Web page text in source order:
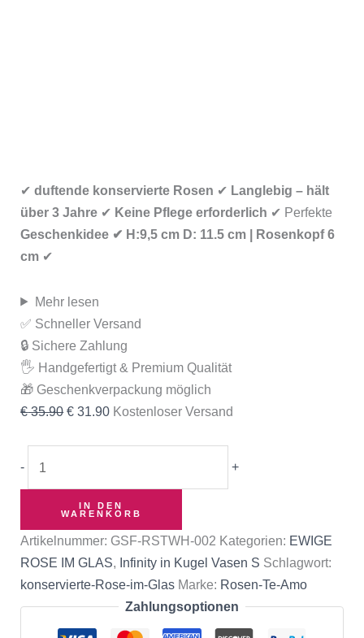
✔duftende konservierte Rosen ✔ Langlebig – hält
über 3 Jahre ✔ Keine Pflege erforderlich ✔ Perfekte
Geschenkidee ✔ H:9,5 cm D: 11.5 cm | Rosenkopf 6
cm ✔
Mehr lesen
✅ Schneller Versand
🔒 Sichere Zahlung
🖐️ Handgefertigt & Premium Qualität
🎁 Geschenkverpackung möglich
€35.90 € 31.90 Kostenloser Versand
- +
IN DEN
WARENKORB
Artikelnummer: GSF-RSTWH-002 Kategorien: EWIGE
ROSE IM GLAS, Infinity in Kugel Vasen S Schlagwort:
konservierte-Rose-im-Glas Marke: Rosen-Te-Amo
Zahlungsoptionen